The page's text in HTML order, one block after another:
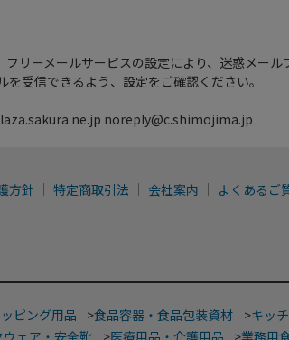
リーメールサービスの設定により、迷惑メー
受信できるよう、設定をご確認ください。
noreply@c.shimojima.jp
方針 特定商取引法 会社案内 よくあるご
ピング用品 >食品容器・食品包装資材 >キッ
ェア・安全靴 >医療用品・介護用品 >業務用